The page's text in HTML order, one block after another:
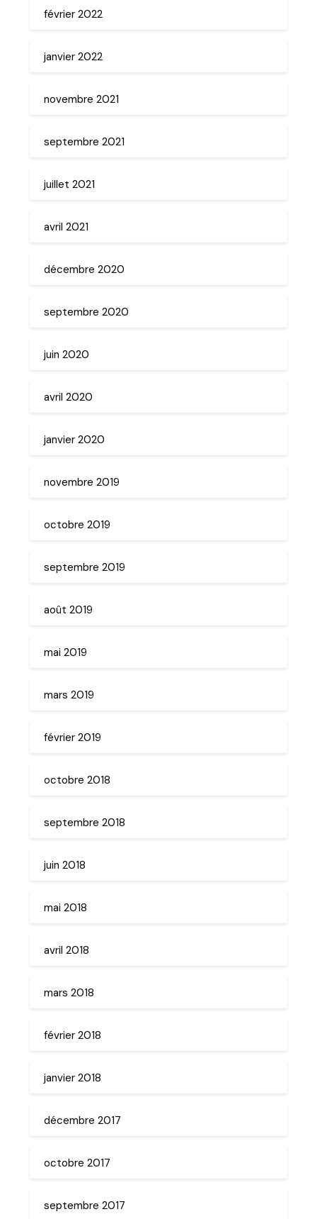
février 2022
janvier 2022
novembre 2021
septembre 2021
juillet 2021
avril 2021
décembre 2020
septembre 2020
juin 2020
avril 2020
janvier 2020
novembre 2019
octobre 2019
septembre 2019
août 2019
mai 2019
mars 2019
février 2019
octobre 2018
septembre 2018
juin 2018
mai 2018
avril 2018
mars 2018
février 2018
janvier 2018
décembre 2017
octobre 2017
septembre 2017